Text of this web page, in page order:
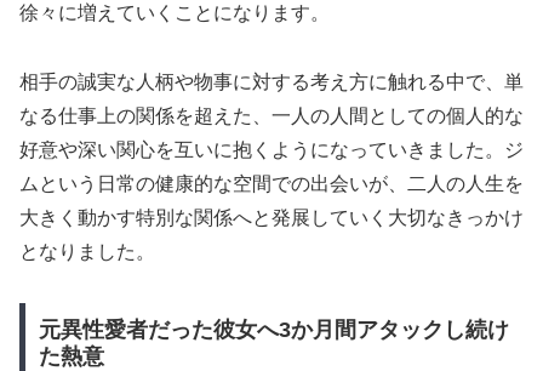
徐々に増えていくことになります。
相手の誠実な人柄や物事に対する考え方に触れる中で、単
なる仕事上の関係を超えた、一人の人間としての個人的な
好意や深い関心を互いに抱くようになっていきました。ジ
ムという日常の健康的な空間での出会いが、二人の人生を
大きく動かす特別な関係へと発展していく大切なきっかけ
となりました。
元異性愛者だった彼女へ3か月間アタックし続け
た熱意